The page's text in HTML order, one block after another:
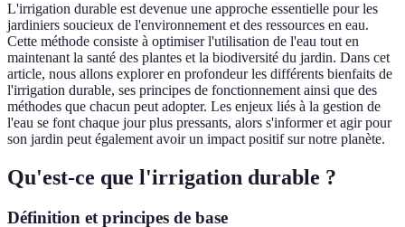
L'irrigation durable est devenue une approche essentielle pour les
jardiniers soucieux de l'environnement et des ressources en eau.
Cette méthode consiste à optimiser l'utilisation de l'eau tout en
maintenant la santé des plantes et la biodiversité du jardin. Dans cet
article, nous allons explorer en profondeur les différents bienfaits de
l'irrigation durable, ses principes de fonctionnement ainsi que des
méthodes que chacun peut adopter. Les enjeux liés à la gestion de
l'eau se font chaque jour plus pressants, alors s'informer et agir pour
son jardin peut également avoir un impact positif sur notre planète.
Qu'est-ce que l'irrigation durable ?
Définition et principes de base